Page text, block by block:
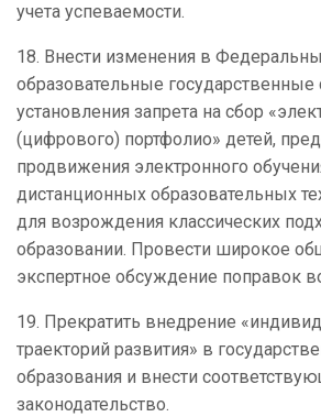
учета успеваемости.
18. Внести изменения в
образовательные государственные
установления запрета на сбор
(цифрового) портфолио» детей,
продвижения электронного
дистанционных образовательных
для возрождения классических
образовании. Провести широкое
экспертное обсуждение поправок
19. Прекратить внедрение
траекторий развития» в
образования и внести
законодательство.